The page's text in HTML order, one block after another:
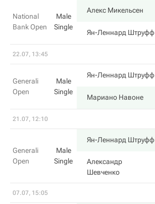
National
Bank Open
Male
Single
Алекс Микельсен
Ян-Леннард Штруфф
22.07, 13:45
Generali
Open
Male
Single
Ян-Леннард Штруфф
Мариано Навоне
21.07, 12:10
Generali
Open
Male
Single
Ян-Леннард Штруфф
Александр
Шевченко
07.07, 15:05